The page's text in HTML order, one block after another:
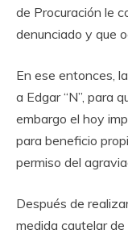
de Procuración le
denunciado y que
En ese entonces,
a Edgar “N”, para
embargo el hoy
para beneficio
permiso del
Después de
medida cautelar